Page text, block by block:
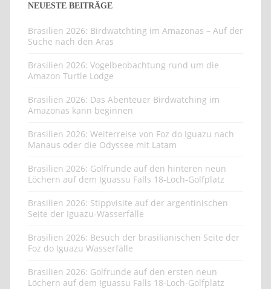
NEUESTE BEITRÄGE
Brasilien 2026: Birdwatchting im Amazonas – Auf der
Suche nach den Aras
Brasilien 2026: Vogelbeobachtung rund um die
Amazon Turtle Lodge
Brasilien 2026: Das Abenteuer Birdwatching im
Amazonas kann beginnen
Brasilien 2026: Weiterreise von Foz do Iguazu nach
Manaus oder die Odyssee mit Latam
Brasilien 2026: Golfrunde auf den hinteren neun
Löchern auf dem Iguassu Falls 18-Loch-Golfplatz
Brasilien 2026: Stippvisite auf der argentinischen
Seite der Iguazu-Wasserfälle
Brasilien 2026: Besuch der brasilianischen Seite der
Foz do Iguazu Wasserfälle
Brasilien 2026: Golfrunde auf den ersten neun
Löchern auf dem Iguassu Falls 18-Loch-Golfplatz